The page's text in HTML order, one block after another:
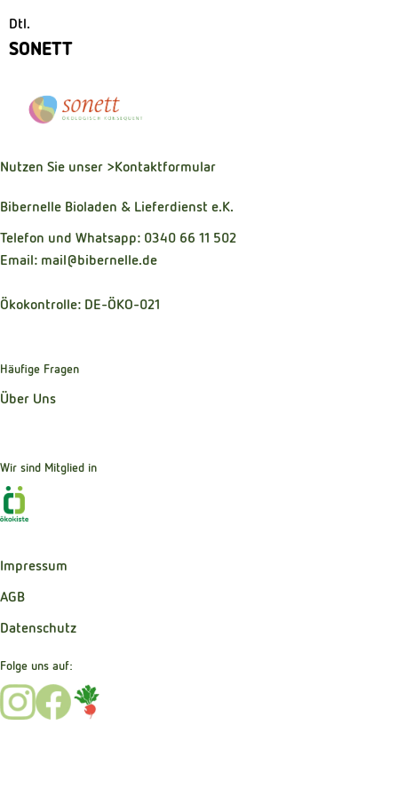
Dtl.
SONETT
Nutzen Sie unser >Kontaktformular
Bibernelle Bioladen & Lieferdienst e.K.
Telefon und Whatsapp: 0340 66 11 502
Email: mail@bibernelle.de
Ökokontrolle: DE-ÖKO-021
Häufige Fragen
Über Uns
Wir sind Mitglied in
Impressum
AGB
Datenschutz
Folge uns auf:
Externer Link zu https://www.instagram.com/
Externer Link zu https://www.facebook.com/